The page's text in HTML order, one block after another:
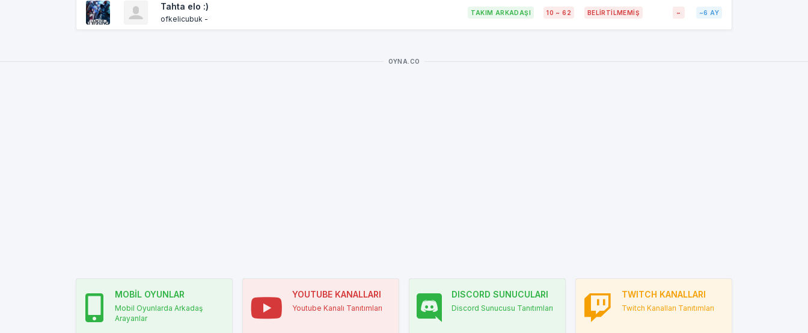
Tahta elo :)
ofkelicubuk -
TAKIM ARKADAŞI 10 ~ 62 BELIRTILMEMIŞ ~ ~6 AY
OYNA.CO
MOBİL OYUNLAR
Mobil Oyunlarda Arkadaş
Arayanlar
YOUTUBE KANALLARI
Youtube Kanalı Tanıtımları
DISCORD SUNUCULARI
Discord Sunucusu Tanıtımları
TWITCH KANALLARI
Twitch Kanalları Tanıtımları